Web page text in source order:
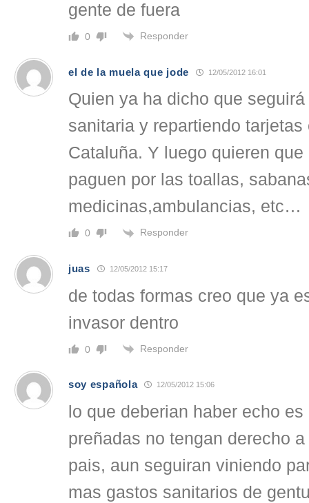
gente de fuera
0 Responder
el de la muela que jode 12/05/2012 16:01
Quien ya ha dicho que
sanitaria y repartiendo
Cataluña. Y luego quieren
paguen por las toallas,
medicinas,ambulancias, etc…
0 Responder
juas 12/05/2012 15:17
de todas formas creo que ya
invasor dentro
0 Responder
soy española 12/05/2012 15:06
lo que deberian haber echo
preñadas no tengan derecho
pais, aun seguiran viniendo
mas gastos sanitarios de